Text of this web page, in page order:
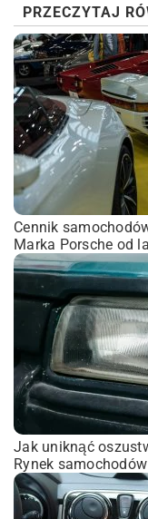
PRZECZYTAJ
Cennik
Marka Porsche od
Jak uniknąć
Rynek